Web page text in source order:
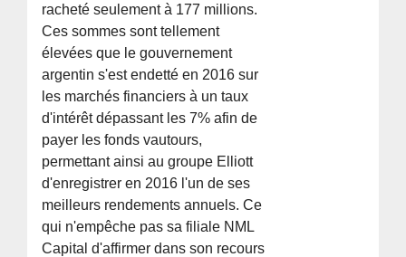
racheté seulement à 177 millions.
Ces sommes sont tellement
élevées que le gouvernement
argentin s'est endetté en 2016 sur
les marchés financiers à un taux
d'intérêt dépassant les 7% afin de
payer les fonds vautours,
permettant ainsi au groupe Elliott
d'enregistrer en 2016 l'un de ses
meilleurs rendements annuels. Ce
qui n'empêche pas sa filiale NML
Capital d'affirmer dans son recours